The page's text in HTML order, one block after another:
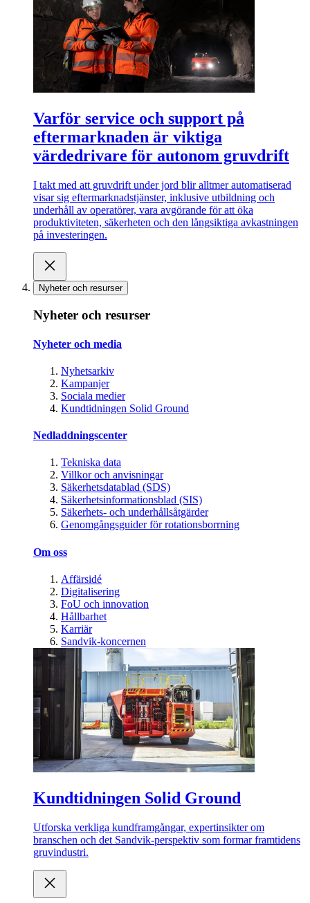
Varför service och support på
eftermarknaden är viktiga
värdedrivare för autonom gruvdrift
I takt med att gruvdrift under jord blir alltmer automatiserad
visar sig eftermarknadstjänster, inklusive utbildning och
underhåll av operatörer, vara avgörande för att öka
produktiviteten, säkerheten och den långsiktiga avkastningen
på investeringen.
Nyheter och resurser
Nyheter och resurser
Nyheter och media
Nyhetsarkiv
Kampanjer
Sociala medier
Kundtidningen Solid Ground
Nedladdningscenter
Tekniska data
Villkor och anvisningar
Säkerhetsdatablad (SDS)
Säkerhetsinformationsblad (SIS)
Säkerhets- och underhållsåtgärder
Genomgångsguider för rotationsborrning
Om oss
Affärsidé
Digitalisering
FoU och innovation
Hållbarhet
Karriär
Sandvik-koncernen
Kundtidningen Solid Ground
Utforska verkliga kundframgångar, expertinsikter om
branschen och det Sandvik-perspektiv som formar framtidens
gruvindustri.